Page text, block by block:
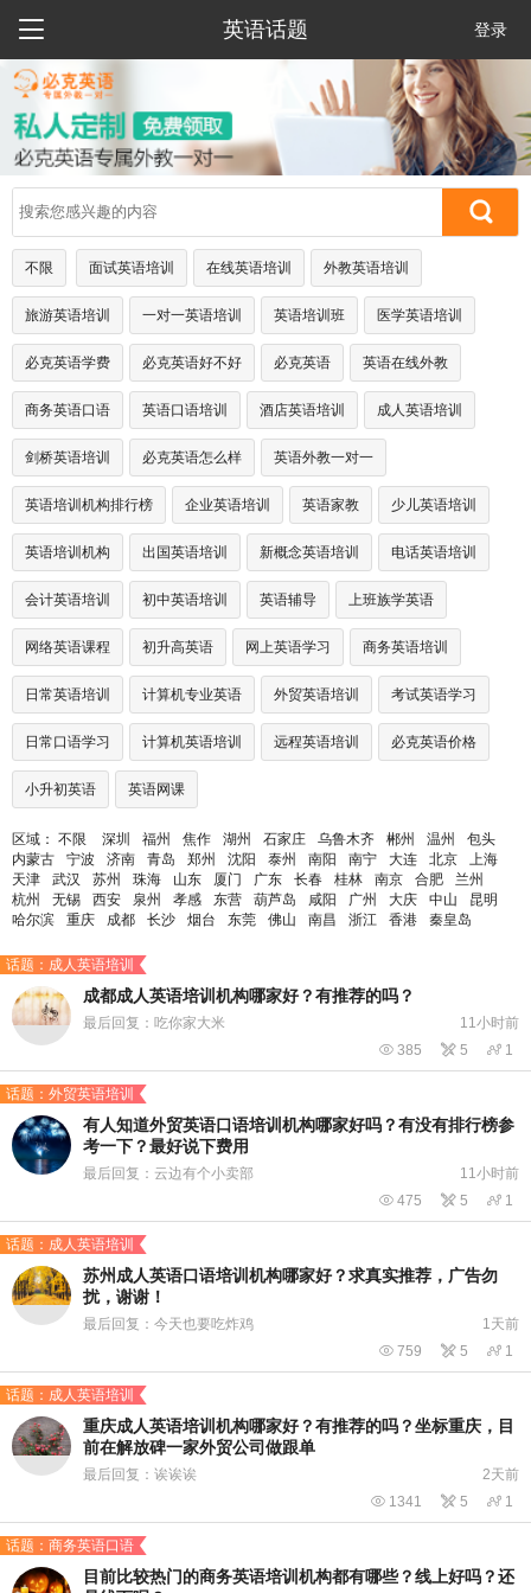
 英语话题 登录
不限 面试英语培训 在线英语培训 外教英语培训
旅游英语培训 一对一英语培训 英语培训班 医学英语培训
必克英语学费 必克英语好不好 必克英语 英语在线外教
商务英语口语 英语口语培训 酒店英语培训 成人英语培训
剑桥英语培训 必克英语怎么样 英语外教一对一
英语培训机构排行榜 企业英语培训 英语家教 少儿英语培训
英语培训机构 出国英语培训 新概念英语培训 电话英语培训
会计英语培训 初中英语培训 英语辅导 上班族学英语
网络英语课程 初升高英语 网上英语学习 商务英语培训
日常英语培训 计算机专业英语 外贸英语培训 考试英语学习
日常口语学习 计算机英语培训 远程英语培训 必克英语价格
小升初英语 英语网课
区域： 不限 深圳 福州 焦作 湖州 石家庄 乌鲁木齐 郴州 温州
包头
内蒙古
宁波 济南 青岛 郑州 沈阳 泰州 南阳 南宁 大连 北京
上海
天津
武汉 苏州 珠海 山东 厦门 广东 长春 桂林 南京 合肥
兰州
杭州
无锡 西安 泉州 孝感 东营 葫芦岛 咸阳 广州 大庆 中山
昆明
哈尔滨
重庆 成都 长沙 烟台 东莞 佛山 南昌 浙江 香港 秦皇岛
话题：成人英语培训
成都成人英语培训机构哪家好？有推荐的吗？
最后回复：吃你家大米 11小时前
 385  5  1
话题：外贸英语培训
有人知道外贸英语口语培训机构哪家好吗？有没有排行榜参
考一下？最好说下费用
最后回复：云边有个小卖部 11小时前
 475  5  1
话题：成人英语培训
苏州成人英语口语培训机构哪家好？求真实推荐，广告勿
扰，谢谢！
最后回复：今天也要吃炸鸡 1天前
 759  5  1
话题：成人英语培训
重庆成人英语培训机构哪家好？有推荐的吗？坐标重庆，目
前在解放碑一家外贸公司做跟单
最后回复：诶诶诶 2天前
 1341  5  1
话题：商务英语口语
目前比较热门的商务英语培训机构都有哪些？线上好吗？还